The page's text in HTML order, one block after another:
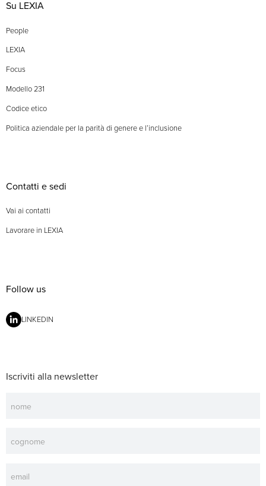
Su LEXIA
People
LEXIA
Focus
Modello 231
Codice etico
Politica aziendale per la parità di genere e l’inclusione
Contatti e sedi
Vai ai contatti
Lavorare in LEXIA
Follow us
LINKEDIN
Iscriviti alla newsletter